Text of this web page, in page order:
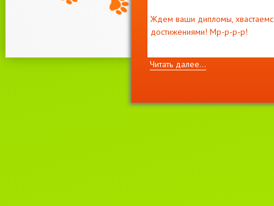
Ждем ваши дипломы,
достижениями! Мр-р-р-р!
Читать далее...